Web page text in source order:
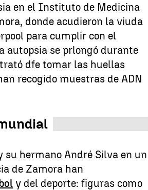
en el Instituto de Medicina
donde acudieron la viuda
para cumplir con el
autopsia se prlongó durante
dfe tomar las huellas
recogido muestras de ADN
su hermano André Silva en un
de Zamora han
y del deporte: figuras como